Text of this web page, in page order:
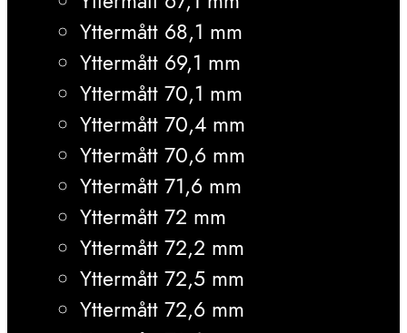
Yttermått 68,1 mm
Yttermått 69,1 mm
Yttermått 70,1 mm
Yttermått 70,4 mm
Yttermått 70,6 mm
Yttermått 71,6 mm
Yttermått 72 mm
Yttermått 72,2 mm
Yttermått 72,5 mm
Yttermått 72,6 mm